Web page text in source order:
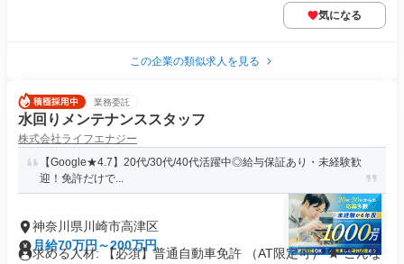
気になる
この企業の類似求人を見る
業務委託
水回りメンテナンススタッフ
株式会社ライフエナジー
【Google★4.7】20代/30代/40代活躍中◎給与保証あり・未経験歓
迎！免許だけで...
神奈川県川崎市高津区
月給70万円～200万円
求める人材: 【必須】普通自動車免許 （AT限定可） ★ こんな